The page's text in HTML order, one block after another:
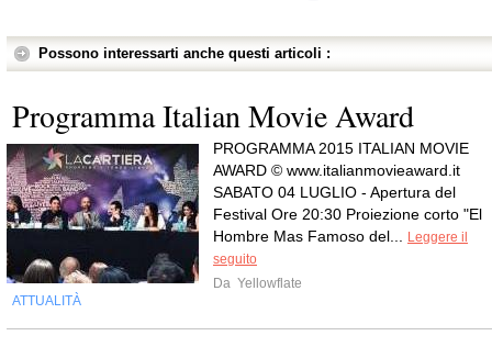
Possono interessarti anche questi articoli :
Programma Italian Movie Award
PROGRAMMA 2015 ITALIAN MOVIE
AWARD © www.italianmovieaward.it
SABATO 04 LUGLIO - Apertura del
Festival Ore 20:30 Proiezione corto "El
Hombre Mas Famoso del...
Leggere il
seguito
Da Yellowflate
ATTUALITÀ